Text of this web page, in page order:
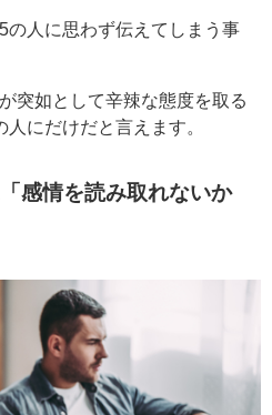
の人に思わず伝えてしまう事
突如として辛辣な態度を取る
にだけだと言えます。
感情を読み取れないか